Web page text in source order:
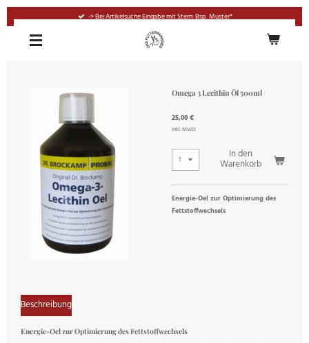
springen
-> Bei Artikelsuche Eingabe mit Stern: Bsp. Muster*
Omega 3 Lecithin Öl 500ml
25,00 €
inkl. MwSt
In den
Warenkorb
Energie-Oel zur Optimierung des
Fettstoffwechsels
Beschreibung
Energie-Oel zur Optimierung des Fettstoffwechsels